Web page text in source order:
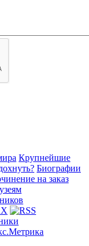
Крупнейшие
Биографии
на заказ